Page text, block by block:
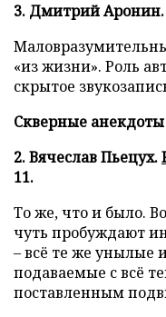
3. Дмитрий Аронин.
«из жизни». Роль
скрытое
Скверные анекдоты
2. Вячеслав Пьецух.
11.
То же, что и было.
чуть пробуждают
– всё те же унылые
подаваемые с всё
поставленным